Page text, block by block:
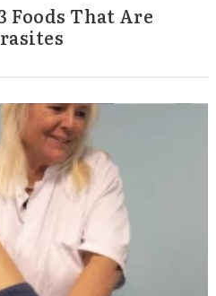
Foods That Are